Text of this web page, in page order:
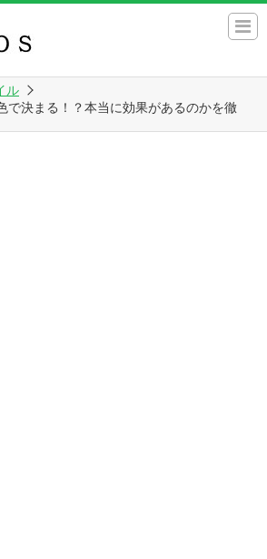
ル
で決まる！？本当に効果があるのかを徹